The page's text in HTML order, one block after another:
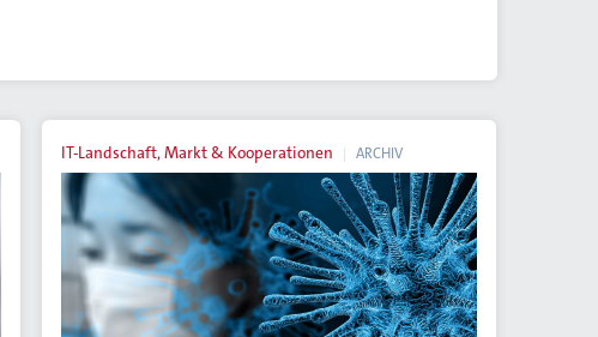
IT-Landschaft, Markt & Kooperationen ARCHIV